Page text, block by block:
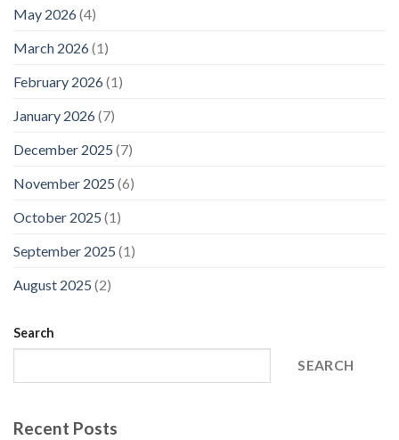
May 2026(4)
March 2026(1)
February 2026(1)
January 2026(7)
December 2025 (7)
November 2025 (6)
October 2025 (1)
September 2025 (1)
August 2025 (2)
Search
SEARCH
Recent Posts